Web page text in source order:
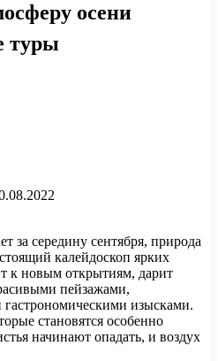
осени
туры
за середину сентября, природа
калейдоскоп ярких
к новым открытиям, дарит
пейзажами,
изысками.
становятся особенно
начинают опадать, и воздух